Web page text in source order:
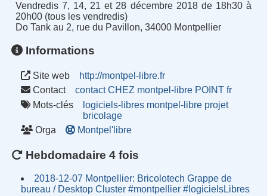
Vendredis 7, 14, 21 et 28 décembre 2018 de 18h30 à
20h00 (tous les vendredis)
Do Tank au 2, rue du Pavillon, 34000 Montpellier
Informations
Site web
http://montpel-libre.fr
Contact
contact CHEZ montpel-libre POINT fr
Mots-clés
logiciels-libres montpel-libre projet
bricolage
Orga
Montpel'libre
Hebdomadaire 4 fois
2018-12-07 Montpellier: Bricolotech Grappe de
bureau / Desktop Cluster #montpellier #logicielsLibres